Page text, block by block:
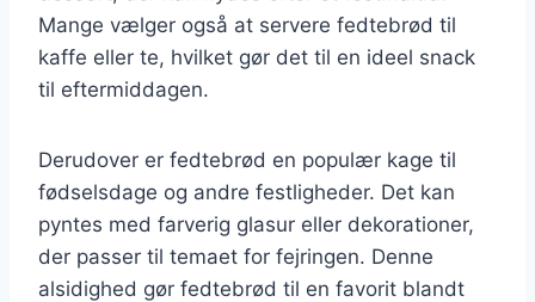
Mange vælger også at servere fedtebrød til
kaffe eller te, hvilket gør det til en ideel snack
til eftermiddagen.
Derudover er fedtebrød en populær kage til
fødselsdage og andre festligheder. Det kan
pyntes med farverig glasur eller dekorationer,
der passer til temaet for fejringen. Denne
alsidighed gør fedtebrød til en favorit blandt